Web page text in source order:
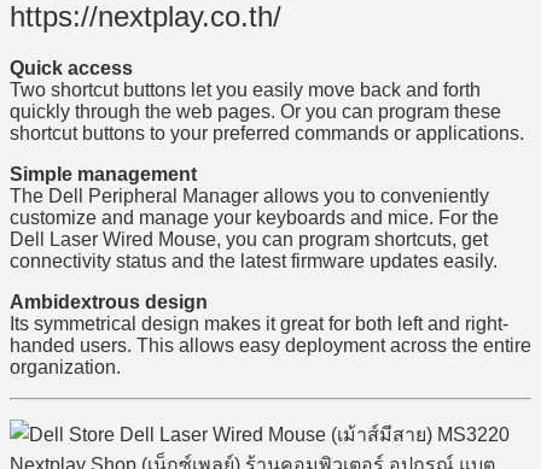
Quick access
Two shortcut buttons let you easily move back and forth
quickly through the web pages. Or you can program these
shortcut buttons to your preferred commands or applications.
Simple management
The Dell Peripheral Manager allows you to conveniently
customize and manage your keyboards and mice. For the
Dell Laser Wired Mouse, you can program shortcuts, get
connectivity status and the latest firmware updates easily.
Ambidextrous design
Its symmetrical design makes it great for both left and right-
handed users. This allows easy deployment across the entire
organization.